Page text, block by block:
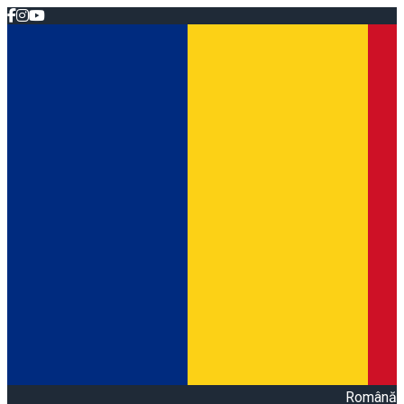
Română